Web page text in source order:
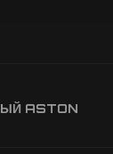
ASTON